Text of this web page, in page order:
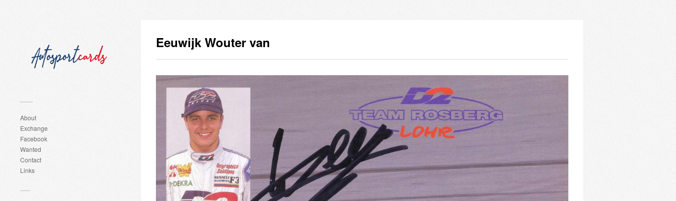
About
Exchange
Facebook
Wanted
Contact
Links
Eeuwijk Wouter van